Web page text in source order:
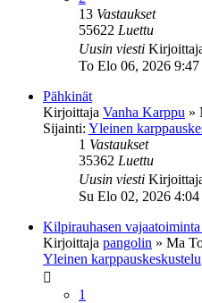
13 Vastaukset
55622 Luettu
Uusin viesti
To Elo 06, 2026 9:47
Pähkinät
Kirjoittaja Vanha Karppu »
Sijainti: Yleinen
1 Vastaukset
35362 Luettu
Uusin viesti
Su Elo 02, 2026
Kilpirauhasen
Kirjoittaja pangolin » Ma
Yleinen karppauskeskustelu
1